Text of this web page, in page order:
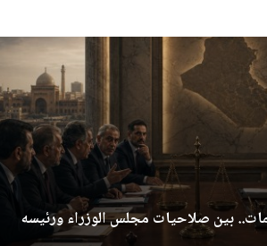
بين صلاحيات مجلس الوزراء ورئيسه